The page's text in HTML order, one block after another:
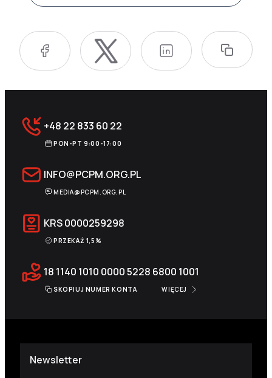
+48 22 833 60 22
PON-PT 9:00-17:00
INFO@PCPM.ORG.PL
MEDIA@PCPM.ORG.PL
KRS0000259298
PRZEKAŻ 1,5%
18 1140 1010 0000 5228 6800 1001
SKOPIUJ NUMER KONTA WIĘCEJ
Newsletter